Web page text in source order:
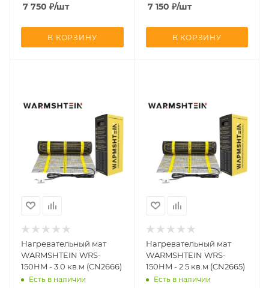
7 750 ₽/шт
В КОРЗИНУ
7 150 ₽/шт
В КОРЗИНУ
Нагревательный мат
WARMSHTEIN WRS-
150HM - 3.0 кв.м (CN2666)
Есть в наличии
Нагревательный мат
WARMSHTEIN WRS-
150HM - 2.5 кв.м (CN2665)
Есть в наличии